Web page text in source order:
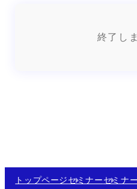
終了し
トップページセミナーセミナー